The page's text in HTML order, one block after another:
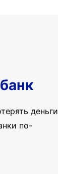
деньги
по-